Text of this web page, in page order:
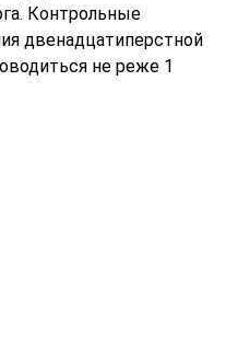
Контрольные
двенадцатиперстной
не реже 1